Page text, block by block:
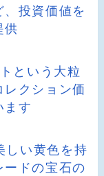
投資価値を
供
という大粒
クション価
ます
しい黄色を持
ードの宝石の